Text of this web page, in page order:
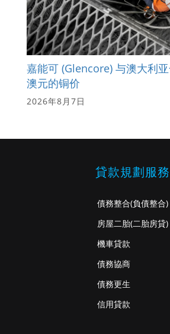
嘉能可 (Glencore) 与澳大利
澳元的铜价
2026年8月7日
貸款規劃服務
債務整合(負債整合)
房屋二胎(二胎房貸)
機車貸款
債務協商
債務更生
信用貸款